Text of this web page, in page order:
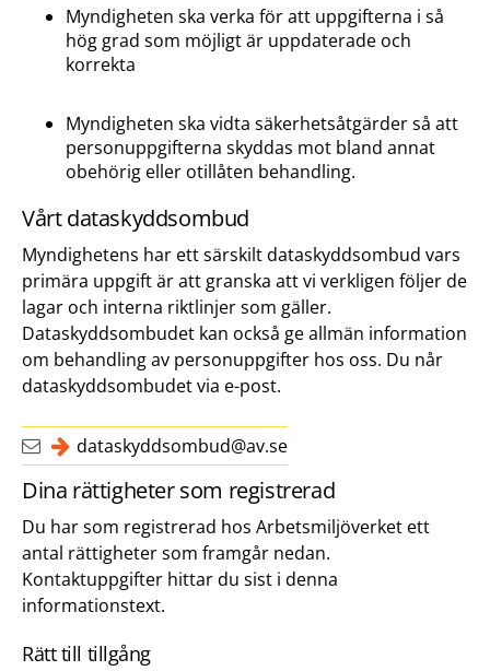
Myndigheten ska verka för att uppgifterna i så
hög grad som möjligt är uppdaterade och
korrekta
Myndigheten ska vidta säkerhetsåtgärder så att
personuppgifterna skyddas mot bland annat
obehörig eller otillåten behandling.
Vårt dataskyddsombud
Myndighetens har ett särskilt dataskyddsombud vars
primära uppgift är att granska att vi verkligen följer de
lagar och interna riktlinjer som gäller.
Dataskyddsombudet kan också ge allmän information
om behandling av personuppgifter hos oss. Du når
dataskyddsombudet via e-post.
dataskyddsombud@av.se
Dina rättigheter som registrerad
Du har som registrerad hos Arbetsmiljöverket ett
antal rättigheter som framgår nedan.
Kontaktuppgifter hittar du sist i denna
informationstext.
Rätt till tillgång